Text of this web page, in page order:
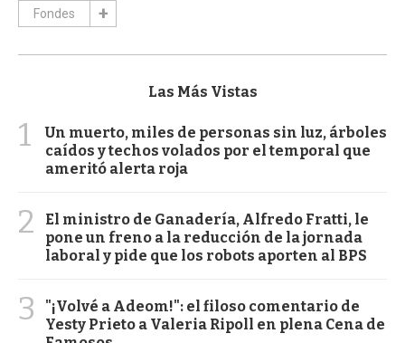
Fondes
Las Más Vistas
1
Un muerto, miles de personas sin luz, árboles
caídos y techos volados por el temporal que
ameritó alerta roja
2
El ministro de Ganadería, Alfredo Fratti, le
pone un freno a la reducción de la jornada
laboral y pide que los robots aporten al BPS
3
"¡Volvé a Adeom!": el filoso comentario de
Yesty Prieto a Valeria Ripoll en plena Cena de